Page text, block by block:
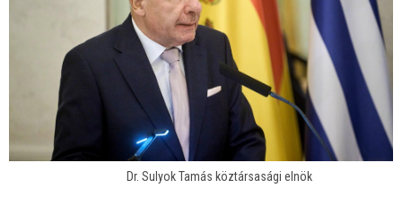
Dr. Sulyok Tamás köztársasági elnök